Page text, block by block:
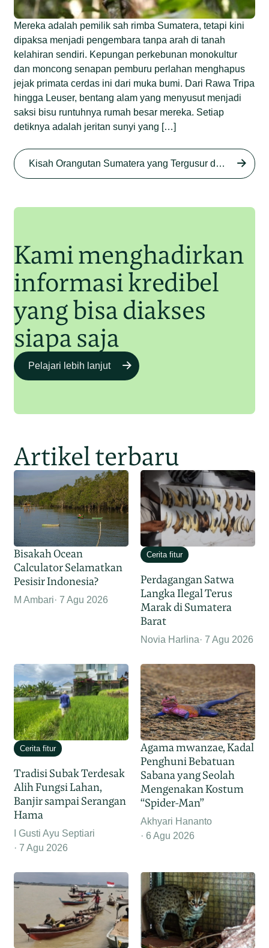
Sumatera di Rawa Tripa
Junaidi Hanafiah 27 Agu 2025
Begini Modus Perburuan
Mereka adalah pemilik sah rimba Sumatera, tetapi kini
dipaksa menjadi pengembara tanpa arah di tanah
kelahiran sendiri. Kepungan perkebunan monokultur
dan moncong senapan pemburu perlahan menghapus
jejak primata cerdas ini dari muka bumi. Dari Rawa Tripa
hingga Leuser, bentang alam yang menyusut menjadi
saksi bisu runtuhnya rumah besar mereka. Setiap
detiknya adalah jeritan sunyi yang […]
Kisah Orangutan Sumatera yang Tergusur dari Rumah Sendiri series
Kami menghadirkan
informasi kredibel
yang bisa diakses
siapa saja
Pelajari lebih lanjut
Artikel terbaru
Bisakah Ocean
Calculator Selamatkan
Pesisir Indonesia?
M Ambari 7 Agu 2026
Cerita fitur
Perdagangan Satwa
Langka Ilegal Terus
Marak di Sumatera
Barat
Novia Harlina 7 Agu 2026
Cerita fitur
Tradisi Subak Terdesak
Alih Fungsi Lahan,
Banjir sampai Serangan
Hama
I Gusti Ayu Septiari
7 Agu 2026
Agama mwanzae, Kadal
Penghuni Bebatuan
Sabana yang Seolah
Mengenakan Kostum
“Spider-Man”
Akhyari Hananto
6 Agu 2026